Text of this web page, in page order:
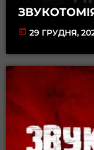
today 29 ГРУДНЯ,